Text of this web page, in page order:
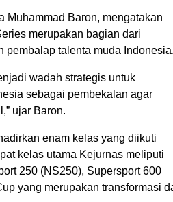
Muhammad Baron, mengatakan
merupakan bagian dari
pembalap talenta muda Indonesia.
wadah strategis untuk
sebagai pembekalan agar
ujar Baron.
enam kelas yang diikuti
kelas utama Kejurnas meliputi
250 (NS250), Supersport 600
yang merupakan transformasi